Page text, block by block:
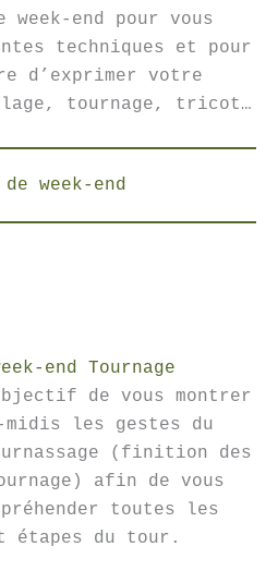
week-end pour vous
techniques et pour
d’exprimer votre
tournage, tricot…
week-end
end Tournage
de vous montrer
midis les gestes du
(finition des
afin de vous
toutes les
étapes du tour.